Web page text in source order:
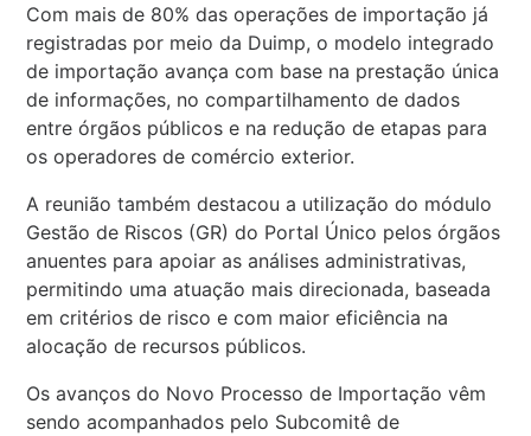
Com mais de 80% das operações de importação já
registradas por meio da Duimp, o modelo integrado
de importação avança com base na prestação única
de informações, no compartilhamento de dados
entre órgãos públicos e na redução de etapas para
os operadores de comércio exterior.
A reunião também destacou a utilização do módulo
Gestão de Riscos (GR) do Portal Único pelos órgãos
anuentes para apoiar as análises administrativas,
permitindo uma atuação mais direcionada, baseada
em critérios de risco e com maior eficiência na
alocação de recursos públicos.
Os avanços do Novo Processo de Importação vêm
sendo acompanhados pelo Subcomitê de